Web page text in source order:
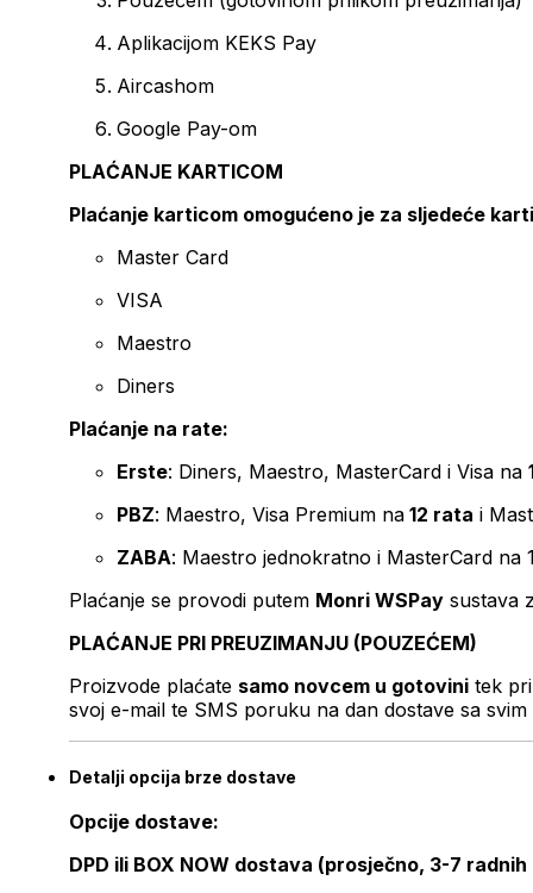
Aplikacijom KEKS Pay
Aircashom
Google Pay-om
PLAĆANJE KARTICOM
Plaćanje karticom omogućeno je za sljedeće
Master Card
VISA
Maestro
Diners
Plaćanje na rate:
Erste: Diners, Maestro, MasterCard i Visa na
PBZ: Maestro, Visa Premium na 12 rata i
ZABA: Maestro jednokratno i MasterCard na
Plaćanje se provodi putem Monri WSPay sustava
PLAĆANJE PRI PREUZIMANJU (POUZEĆEM)
Proizvode plaćate samo novcem u gotovini tek
svoj e-mail te SMS poruku na dan dostave sa svim
Detalji opcija brze dostave
Opcije dostave:
DPD ili BOX NOW dostava (prosječno, 3-7 radnih